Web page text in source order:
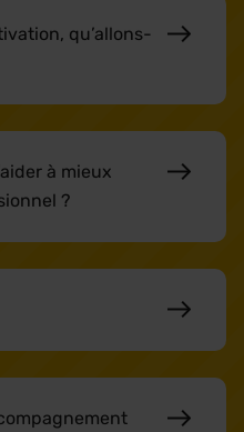
qu’allons-
à mieux
?